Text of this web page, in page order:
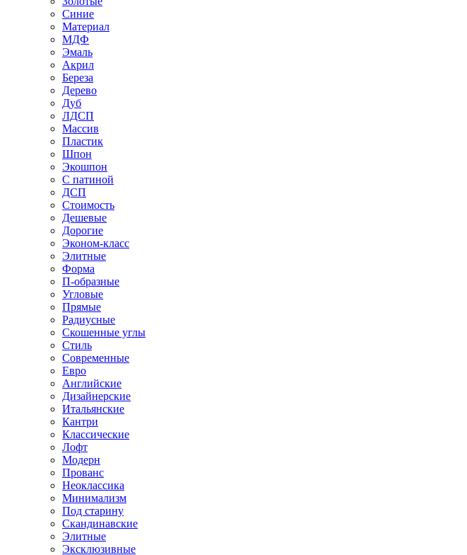
Синие
Материал
МДФ
Эмаль
Акрил
Береза
Дерево
Дуб
ЛДСП
Массив
Пластик
Шпон
Экошпон
С патиной
ДСП
Стоимость
Дешевые
Дорогие
Эконом-класс
Элитные
Форма
П-образные
Угловые
Прямые
Радиусные
Скошенные углы
Стиль
Современные
Евро
Английские
Дизайнерские
Итальянские
Кантри
Классические
Лофт
Модерн
Прованс
Неоклассика
Минимализм
Под старину
Скандинавские
Элитные
Эксклюзивные